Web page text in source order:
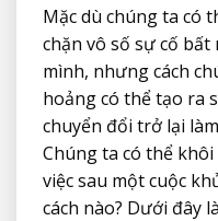
Mặc dù chúng ta có
chặn vô số sự cố
mình, nhưng cách
hoảng có thể tạo ra
chuyển đổi trở lại
Chúng ta có thể
việc sau một cuộc
cách nào? Dưới đây